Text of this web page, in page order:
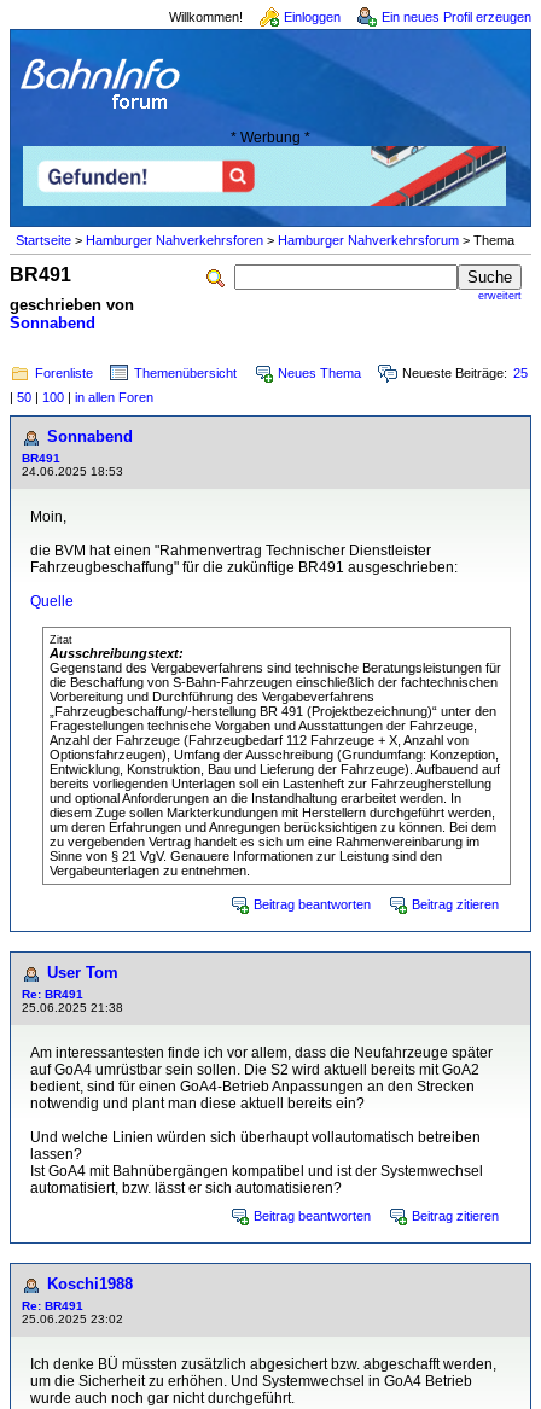
Willkommen! Einloggen Ein neues Profil erzeugen
* Werbung *
Startseite > Hamburger Nahverkehrsforen > Hamburger Nahverkehrsforum > Thema
erweitert
BR491
geschrieben von
Sonnabend
Forenliste Themenübersicht Neues Thema Neueste Beiträge: 25
| 50 | 100 | in allen Foren
Sonnabend
BR491
24.06.2025 18:53
Moin,
die BVM hat einen "Rahmenvertrag Technischer Dienstleister
Fahrzeugbeschaffung" für die zukünftige BR491 ausgeschrieben:
Quelle
Zitat
Ausschreibungstext:
Gegenstand des Vergabeverfahrens sind technische Beratungsleistungen für
die Beschaffung von S-Bahn-Fahrzeugen einschließlich der fachtechnischen
Vorbereitung und Durchführung des Vergabeverfahrens
„Fahrzeugbeschaffung/-herstellung BR 491 (Projektbezeichnung)“ unter den
Fragestellungen technische Vorgaben und Ausstattungen der Fahrzeuge,
Anzahl der Fahrzeuge (Fahrzeugbedarf 112 Fahrzeuge + X, Anzahl von
Optionsfahrzeugen), Umfang der Ausschreibung (Grundumfang: Konzeption,
Entwicklung, Konstruktion, Bau und Lieferung der Fahrzeuge). Aufbauend auf
bereits vorliegenden Unterlagen soll ein Lastenheft zur Fahrzeugherstellung
und optional Anforderungen an die Instandhaltung erarbeitet werden. In
diesem Zuge sollen Markterkundungen mit Herstellern durchgeführt werden,
um deren Erfahrungen und Anregungen berücksichtigen zu können. Bei dem
zu vergebenden Vertrag handelt es sich um eine Rahmenvereinbarung im
Sinne von § 21 VgV. Genauere Informationen zur Leistung sind den
Vergabeunterlagen zu entnehmen.
Beitrag beantworten Beitrag zitieren
User Tom
Re: BR491
25.06.2025 21:38
Am interessantesten finde ich vor allem, dass die Neufahrzeuge später
auf GoA4 umrüstbar sein sollen. Die S2 wird aktuell bereits mit GoA2
bedient, sind für einen GoA4-Betrieb Anpassungen an den Strecken
notwendig und plant man diese aktuell bereits ein?
Und welche Linien würden sich überhaupt vollautomatisch betreiben
lassen?
Ist GoA4 mit Bahnübergängen kompatibel und ist der Systemwechsel
automatisiert, bzw. lässt er sich automatisieren?
Beitrag beantworten Beitrag zitieren
Koschi1988
Re: BR491
25.06.2025 23:02
Ich denke BÜ müssten zusätzlich abgesichert bzw. abgeschafft werden,
um die Sicherheit zu erhöhen. Und Systemwechsel in GoA4 Betrieb
wurde auch noch gar nicht durchgeführt.